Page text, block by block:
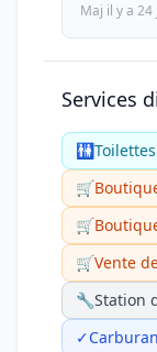
Maj il y a 24
Services
🚻
🛒
🛒
🛒Vente
🔧Station
✓